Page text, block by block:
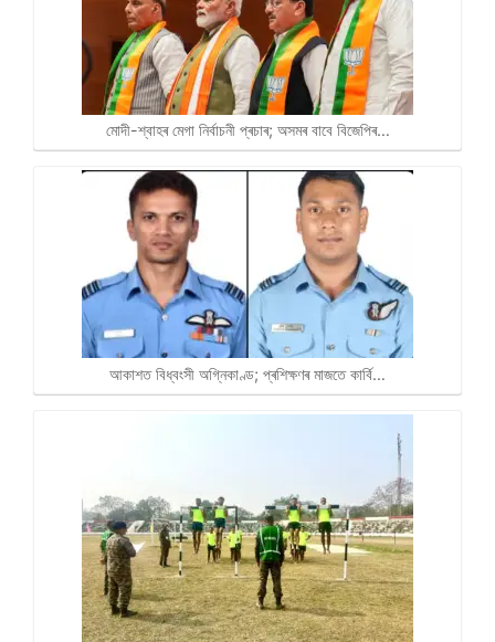
মোদী-শ্বাহৰ মেগা নিৰ্বাচনী প্ৰচাৰ; অসমৰ বাবে বিজেপিৰ…
আকাশত বিধ্বংসী অগ্নিকাণ্ড; প্ৰশিক্ষণৰ মাজতে কাৰ্বি…